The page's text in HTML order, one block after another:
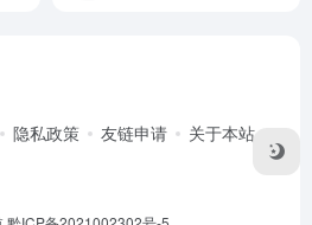
隐私政策 友链申请 关于本站